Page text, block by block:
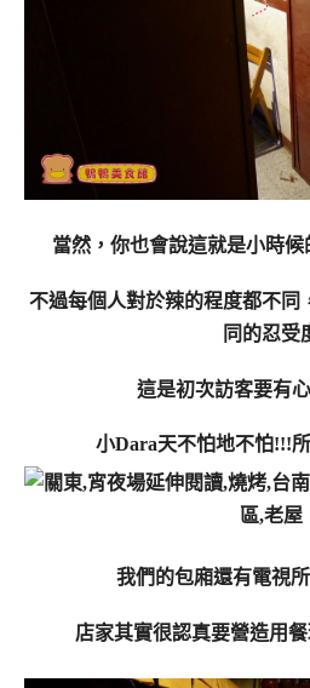
當然，你也會說這就是小時
不過每個人對於辣的程度都不同
同的忍受
這是初次訪客要有
小Dara天不怕地不怕!!!
我們的包廂還有電視
店家其實很認真要營造用